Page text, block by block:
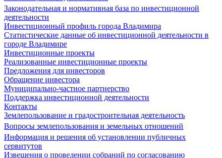
Законодательная и нормативная база по инвестиционной
деятельности
Инвестиционный профиль города Владимира
Статистические данные об инвестиционной деятельности в
городе Владимире
Инвестиционные проекты
Реализованные инвестиционные проекты
Предложения для инвесторов
Обращение инвестора
Муниципально-частное партнерство
Поддержка инвестиционной деятельности
Контакты
Землепользование и градостроительная деятельность
Вопросы землепользования и земельных отношений
Информация и решения об установлении публичных
сервитутов
Извещения о проведении собраний по согласованию